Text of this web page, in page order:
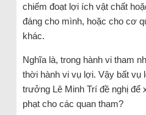
chiếm đoạt lợi ích vật chất
đáng cho mình, hoặc cho cơ
khác.
Nghĩa là, trong hành vi tham
thời hành vi vụ lợi. Vậy bất vụ
trưởng Lê Minh Trí đề nghị để
phạt cho các quan tham?